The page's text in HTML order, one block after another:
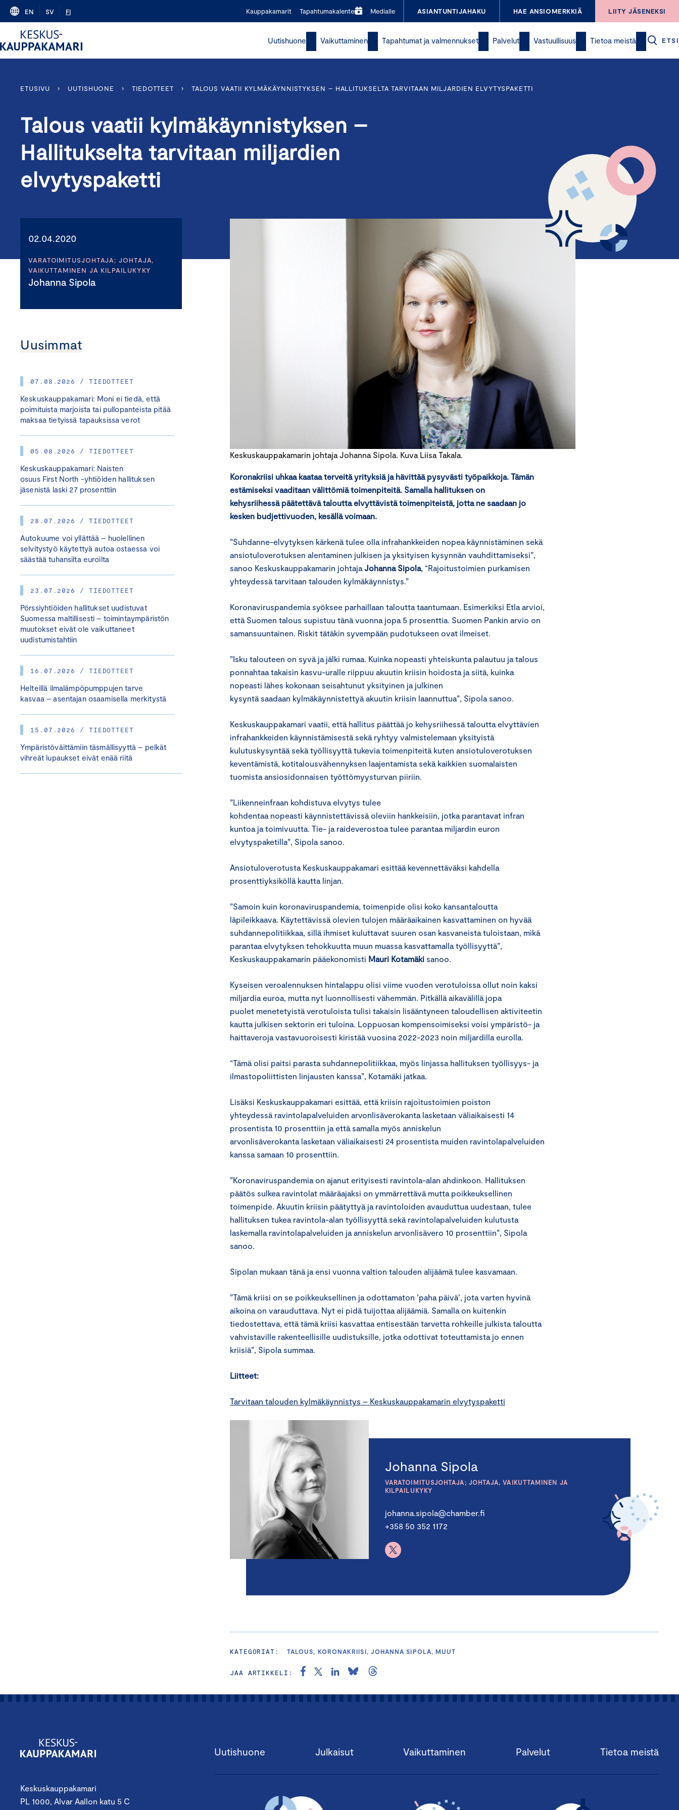
Skip
content
EN SV FI Kauppakamarit Tapahtumakalenteri Medialle ASIANTUNTIJAHAKU HAE ANSIOMERKKIÄ LIITY JÄSENEKSI
Uutishuone Vaikuttaminen Tapahtumat ja valmennukset Palvelut Vastuullisuus Tietoa meistä ETSI
ETUSIVU › UUTISHUONE › TIEDOTTEET › TALOUS VAATII KYLMÄKÄYNNISTYKSEN – HALLITUKSELTA TARVITAAN MILJARDIEN ELVYTYSPAKETTI
Talous vaatii kylmäkäynnistyksen –
Hallitukselta tarvitaan miljardien
elvytyspaketti
02.04.2020
VARATOIMITUSJOHTAJA; JOHTAJA,
VAIKUTTAMINEN JA KILPAILUKYKY
Johanna Sipola
Uusimmat
07.08.2026 / TIEDOTTEET
Keskuskauppakamari: Moni ei tiedä, että
poimituista marjoista tai pullopanteista pitää
maksaa tietyissä tapauksissa verot
05.08.2026 / TIEDOTTEET
Keskuskauppakamari: Naisten
osuus First North -yhtiöiden hallituksen
jäsenistä laski 27 prosenttiin
28.07.2026 / TIEDOTTEET
Autokuume voi yllättää – huolellinen
selvitystyö käytettyä autoa ostaessa voi
säästää tuhansilta euroilta
23.07.2026 / TIEDOTTEET
Pörssiyhtiöiden hallitukset uudistuvat
Suomessa maltillisesti – toimintaympäristön
muutokset eivät ole vaikuttaneet
uudistumistahtiin
16.07.2026 / TIEDOTTEET
Helteillä ilmalämpöpumppujen tarve
kasvaa – asentajan osaamisella merkitystä
15.07.2026 / TIEDOTTEET
Ympäristöväittämiin täsmällisyyttä – pelkät
vihreät lupaukset eivät enää riitä
Keskuskauppakamarin johtaja Johanna Sipola. Kuva Liisa Takala.
Koronakriisi uhkaa kaataa terveitä yrityksiä ja hävittää pysyvästi työpaikkoja. Tämän
estämiseksi vaaditaan välittömiä toimenpiteitä. Samalla hallituksen on
kehysriihessä päätettävä taloutta elvyttävistä toimenpiteistä, jotta ne saadaan jo
kesken budjettivuoden, kesällä voimaan.
”Suhdanne-elvytyksen kärkenä tulee olla infrahankkeiden nopea käynnistäminen sekä
ansiotuloverotuksen alentaminen julkisen ja yksityisen kysynnän vauhdittamiseksi”,
sanoo Keskuskauppakamarin johtaja Johanna Sipola, “Rajoitustoimien purkamisen
yhteydessä tarvitaan talouden kylmäkäynnistys.”
Koronaviruspandemia syöksee parhaillaan taloutta taantumaan. Esimerkiksi Etla arvioi,
että Suomen talous supistuu tänä vuonna jopa 5 prosenttia. Suomen Pankin arvio on
samansuuntainen. Riskit tätäkin syvempään pudotukseen ovat ilmeiset.
”Isku talouteen on syvä ja jälki rumaa. Kuinka nopeasti yhteiskunta palautuu ja talous
ponnahtaa takaisin kasvu-uralle riippuu akuutin kriisin hoidosta ja siitä, kuinka
nopeasti lähes kokonaan seisahtunut yksityinen ja julkinen
kysyntä saadaan kylmäkäynnistettyä akuutin kriisin laannuttua”, Sipola sanoo.
Keskuskauppakamari vaatii, että hallitus päättää jo kehysriihessä taloutta elvyttävien
infrahankkeiden käynnistämisestä sekä ryhtyy valmistelemaan yksityistä
kulutuskysyntää sekä työllisyyttä tukevia toimenpiteitä kuten ansiotuloverotuksen
keventämistä, kotitalousvähennyksen laajentamista sekä kaikkien suomalaisten
tuomista ansiosidonnaisen työttömyysturvan piiriin.
”Liikenneinfraan kohdistuva elvytys tulee
kohdentaa nopeasti käynnistettävissä oleviin hankkeisiin, jotka parantavat infran
kuntoa ja toimivuutta. Tie- ja raideverostoa tulee parantaa miljardin euron
elvytyspaketilla”, Sipola sanoo.
Ansiotuloverotusta Keskuskauppakamari esittää kevennettäväksi kahdella
prosenttiyksiköllä kautta linjan.
”Samoin kuin koronaviruspandemia, toimenpide olisi koko kansantaloutta
läpileikkaava. Käytettävissä olevien tulojen määräaikainen kasvattaminen on hyvää
suhdannepolitiikkaa, sillä ihmiset kuluttavat suuren osan kasvaneista tuloistaan, mikä
parantaa elvytyksen tehokkuutta muun muassa kasvattamalla työllisyyttä”,
Keskuskauppakamarin pääekonomisti Mauri Kotamäki sanoo.
Kyseisen veroalennuksen hintalappu olisi viime vuoden verotuloissa ollut noin kaksi
miljardia euroa, mutta nyt luonnollisesti vähemmän. Pitkällä aikavälillä jopa
puolet menetetyistä verotuloista tulisi takaisin lisääntyneen taloudellisen aktiviteetin
kautta julkisen sektorin eri tuloina. Loppuosan kompensoimiseksi voisi ympäristö- ja
haittaveroja vastavuoroisesti kiristää vuosina 2022-2023 noin miljardilla eurolla.
“Tämä olisi paitsi parasta suhdannepolitiikkaa, myös linjassa hallituksen työllisyys- ja
ilmastopoliittisten linjausten kanssa”, Kotamäki jatkaa.
Lisäksi Keskuskauppakamari esittää, että kriisin rajoitustoimien poiston
yhteydessä ravintolapalveluiden arvonlisäverokanta lasketaan väliaikaisesti 14
prosentista 10 prosenttiin ja että samalla myös anniskelun
arvonlisäverokanta lasketaan väliaikaisesti 24 prosentista muiden ravintolapalveluiden
kanssa samaan 10 prosenttiin.
”Koronaviruspandemia on ajanut erityisesti ravintola-alan ahdinkoon. Hallituksen
päätös sulkea ravintolat määräajaksi on ymmärrettävä mutta poikkeuksellinen
toimenpide. Akuutin kriisin päätyttyä ja ravintoloiden avauduttua uudestaan, tulee
hallituksen tukea ravintola-alan työllisyyttä sekä ravintolapalveluiden kulutusta
laskemalla ravintolapalveluiden ja anniskelun arvonlisävero 10 prosenttiin”, Sipola
sanoo.
Sipolan mukaan tänä ja ensi vuonna valtion talouden alijäämä tulee kasvamaan.
”Tämä kriisi on se poikkeuksellinen ja odottamaton ’paha päivä’, jota varten hyvinä
aikoina on varauduttava. Nyt ei pidä tuijottaa alijäämiä. Samalla on kuitenkin
tiedostettava, että tämä kriisi kasvattaa entisestään tarvetta rohkeille julkista taloutta
vahvistaville rakenteellisille uudistuksille, jotka odottivat toteuttamista jo ennen
kriisiä”, Sipola summaa.
Liitteet:
Tarvitaan talouden kylmäkäynnistys – Keskuskauppakamarin elvytyspaketti
Johanna Sipola
VARATOIMITUSJOHTAJA; JOHTAJA, VAIKUTTAMINEN JA
KILPAILUKYKY
johanna.sipola@chamber.fi
+358 50 352 1172
KATEGORIAT: TALOUS, KORONAKRIISI, JOHANNA SIPOLA, MUUT
JAA ARTIKKELI:
Keskuskauppakamari
PL 1000, Alvar Aallon katu 5 C
Uutishuone Julkaisut Vaikuttaminen Palvelut Tietoa meistä